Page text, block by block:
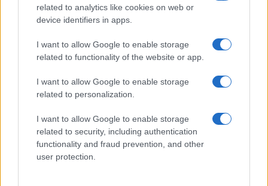
related to analytics like cookies on web or
device identifiers in apps.
I want to allow Google to enable storage
related to functionality of the website or app.
I want to allow Google to enable storage
related to personalization.
I want to allow Google to enable storage
related to security, including authentication
functionality and fraud prevention, and other
user protection.
Jovanotti, Gabry Ponte e Alfa: Olbia ombelico del
mondo per una notte
Giorgia Meloni a La Maddalena, la vicesindaco:
“Orgoglio e discrezione per visita privata̶…
Incendio nella notte a Olbia, a fuoco due furgoni